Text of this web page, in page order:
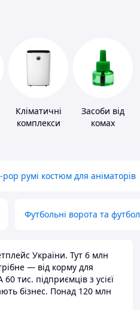
Кліматичні
комплекси
Засоби від
комах
pop румі костюм для аніматорів
Футбольні ворота та
України. Тут 6 млн
— від корму для
тис. підприємців з усієї
бізнес. Понад 120 млн